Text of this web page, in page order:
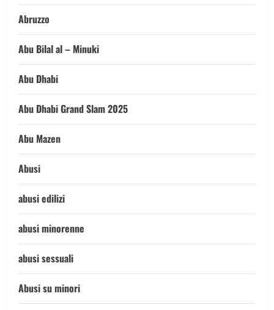
Abruzzo
Abu Bilal al – Minuki
Abu Dhabi
Abu Dhabi Grand Slam 2025
Abu Mazen
Abusi
abusi edilizi
abusi minorenne
abusi sessuali
Abusi su minori